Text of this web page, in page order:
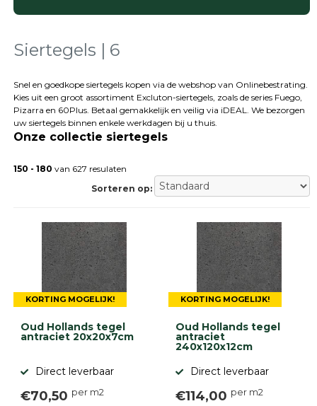
Betontegels
tegels
Natuursteen
Terrastegels
Tuintegels
Stoeptegels
Buitentegels
bestrating
Sierbestrating
Trommelstenen
Wildverband
bestrating
Straatklinkers
Betonbanden
Stapelblokken
Siertegels | 6
Snel en goedkope siertegels kopen via de webshop van Onlinebestrating.
Kies uit een groot assortiment Excluton-siertegels, zoals de series Fuego,
Pizarra en 60Plus. Betaal gemakkelijk en veilig via iDEAL. We bezorgen
uw siertegels binnen enkele werkdagen bij u thuis.
Onze collectie siertegels
150 - 180 van 627 resulaten
Sorteren op:
KORTING MOGELIJK!
Oud Hollands tegel
antraciet 20x20x7cm
Direct leverbaar
€70,50 per m2
KORTING MOGELIJK!
Oud Hollands tegel
antraciet
240x120x12cm
Direct leverbaar
€114,00 per m2